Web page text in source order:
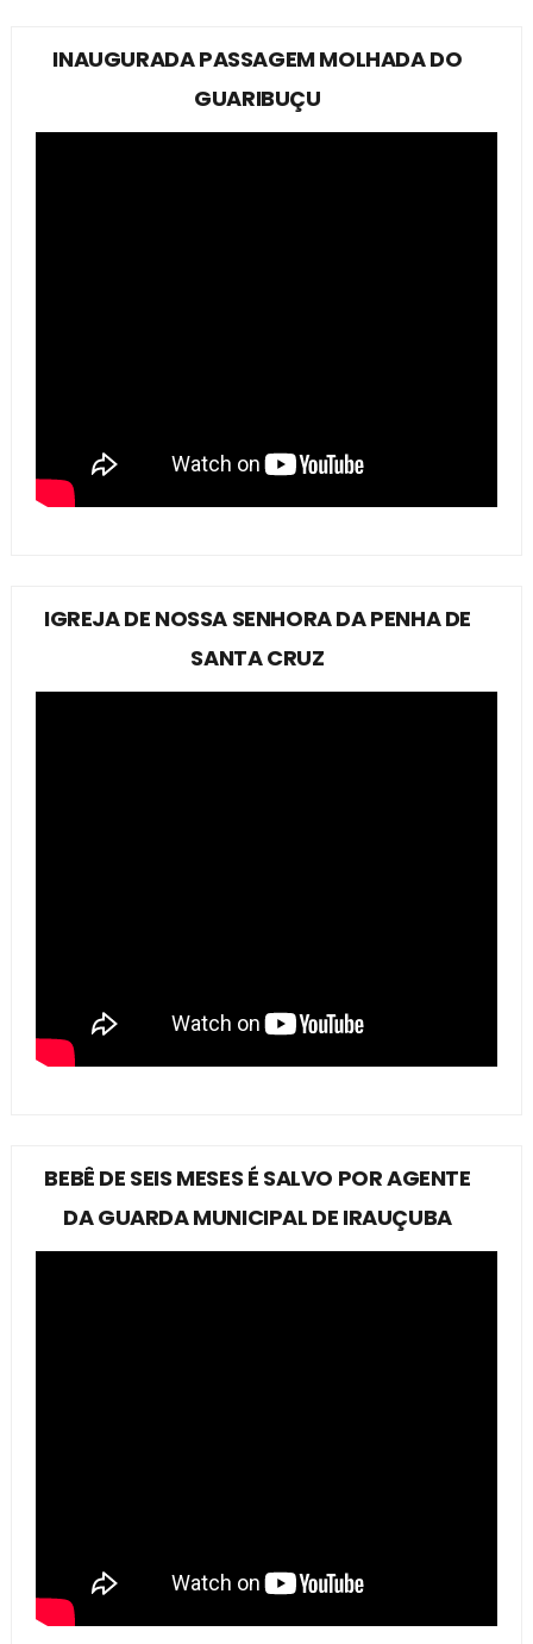
INAUGURADA PASSAGEM MOLHADA DO
GUARIBUÇU
IGREJA DE NOSSA SENHORA DA PENHA DE
SANTA CRUZ
BEBÊ DE SEIS MESES É SALVO POR AGENTE
DA GUARDA MUNICIPAL DE IRAUÇUBA